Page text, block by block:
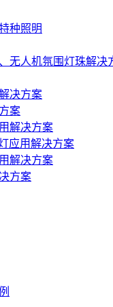
种照明
无人机氛围灯珠解决
决方案
案
解决方案
应用解决方案
解决方案
方案